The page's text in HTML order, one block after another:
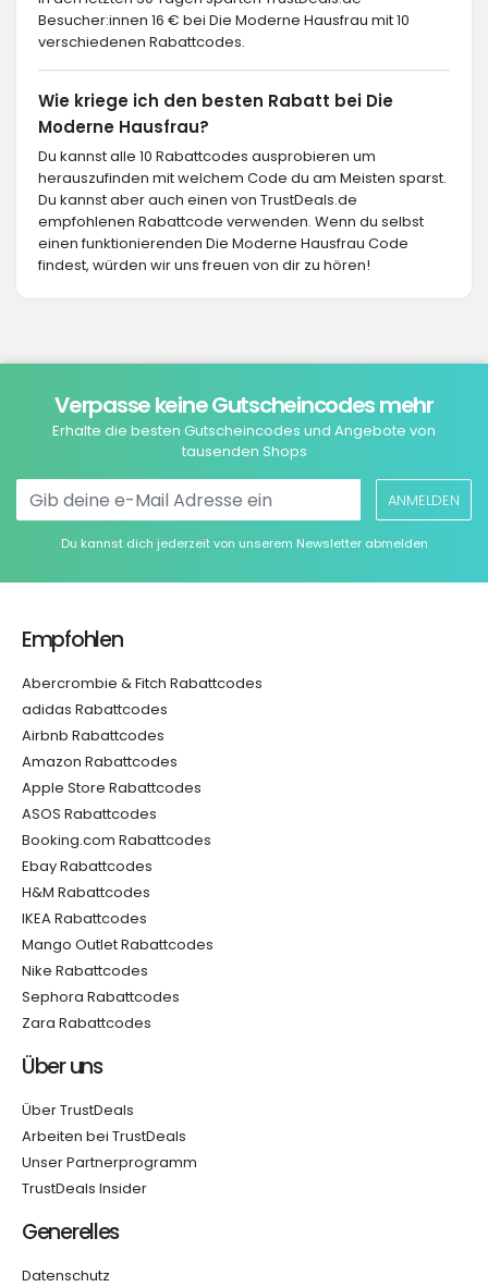
Besucher:innen 16 € bei Die Moderne Hausfrau mit 10
verschiedenen Rabattcodes.
Wie kriege ich den besten Rabatt bei Die
Moderne Hausfrau?
Du kannst alle 10 Rabattcodes ausprobieren um
herauszufinden mit welchem Code du am Meisten sparst.
Du kannst aber auch einen von TrustDeals.de
empfohlenen Rabattcode verwenden. Wenn du selbst
einen funktionierenden Die Moderne Hausfrau Code
findest, würden wir uns freuen von dir zu hören!
Verpasse keine Gutscheincodes mehr
Erhalte die besten Gutscheincodes und Angebote von
tausenden Shops
ANMELDEN
Du kannst dich jederzeit von unserem Newsletter abmelden
Empfohlen
Abercrombie & Fitch Rabattcodes
adidas Rabattcodes
Airbnb Rabattcodes
Amazon Rabattcodes
Apple Store Rabattcodes
ASOS Rabattcodes
Booking.com Rabattcodes
Ebay Rabattcodes
H&M Rabattcodes
IKEA Rabattcodes
Mango Outlet Rabattcodes
Nike Rabattcodes
Sephora Rabattcodes
Zara Rabattcodes
Über uns
Über TrustDeals
Arbeiten bei TrustDeals
Unser Partnerprogramm
TrustDeals Insider
Generelles
Datenschutz